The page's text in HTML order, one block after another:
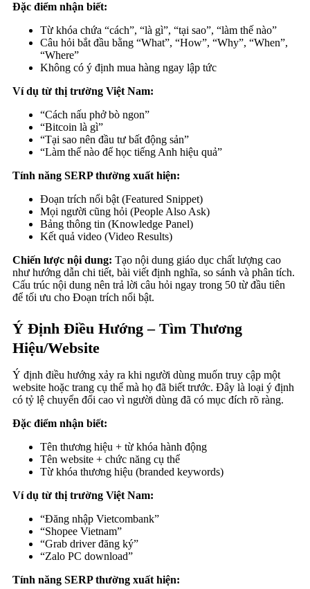
Đặc điểm nhận biết:
Từ khóa chứa “cách”, “là gì”, “tại sao”, “làm thế nào”
Câu hỏi bắt đầu bằng “What”, “How”, “Why”, “When”,
“Where”
Không có ý định mua hàng ngay lập tức
Ví dụ từ thị trường Việt Nam:
“Cách nấu phở bò ngon”
“Bitcoin là gì”
“Tại sao nên đầu tư bất động sản”
“Làm thế nào để học tiếng Anh hiệu quả”
Tính năng SERP thường xuất hiện:
Đoạn trích nổi bật (Featured Snippet)
Mọi người cũng hỏi (People Also Ask)
Bảng thông tin (Knowledge Panel)
Kết quả video (Video Results)
Chiến lược nội dung: Tạo nội dung giáo dục chất lượng cao
như hướng dẫn chi tiết, bài viết định nghĩa, so sánh và phân tích.
Cấu trúc nội dung nên trả lời câu hỏi ngay trong 50 từ đầu tiên
để tối ưu cho Đoạn trích nổi bật.
Ý Định Điều Hướng – Tìm Thương
Hiệu/Website
Ý định điều hướng xảy ra khi người dùng muốn truy cập một
website hoặc trang cụ thể mà họ đã biết trước. Đây là loại ý định
có tỷ lệ chuyển đổi cao vì người dùng đã có mục đích rõ ràng.
Đặc điểm nhận biết:
Tên thương hiệu + từ khóa hành động
Tên website + chức năng cụ thể
Từ khóa thương hiệu (branded keywords)
Ví dụ từ thị trường Việt Nam:
“Đăng nhập Vietcombank”
“Shopee Vietnam”
“Grab driver đăng ký”
“Zalo PC download”
Tính năng SERP thường xuất hiện: